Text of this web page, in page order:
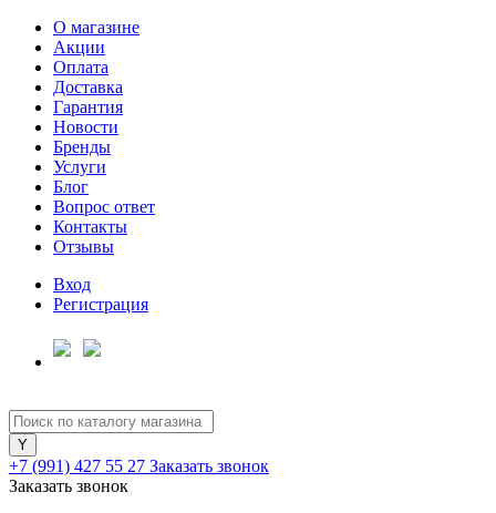
О магазине
Акции
Оплата
Доставка
Гарантия
Новости
Бренды
Услуги
Блог
Вопрос ответ
Контакты
Отзывы
Вход
Регистрация
+7 (991) 427 55 27 Заказать звонок
Заказать звонок
Для клиентов всех банков
Разбейте
оплатуна части
без переплат
График платежей
Сегодня
25%